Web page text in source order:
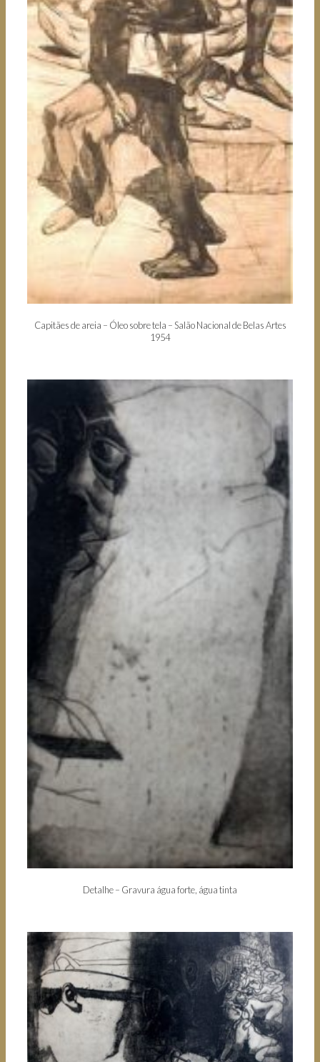
Capitães de areia – Óleo sobre tela – Salão Nacional de Belas Artes
1954
Detalhe – Gravura água forte, água tinta